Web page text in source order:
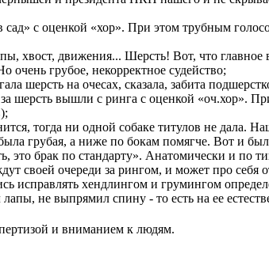
с оценкой «хор». При этом трубным
хвост, движения... Шерсть! Вот, что главное
грубое, некорректное судейство;
шерсть на очесах, сказала, забита
шерсть вышли с ринга с оценкой «оч.хор».
тогда ни одной собаке титулов не дала.
грубая, а ниже по бокам помягче. Вот и
это брак по стандарту». Анатомически и по
своей очереди за рингом, и может про себя
исправлять хендлингом и грумингом
не выпрямил спину - то есть на ее
и вниманием к людям.